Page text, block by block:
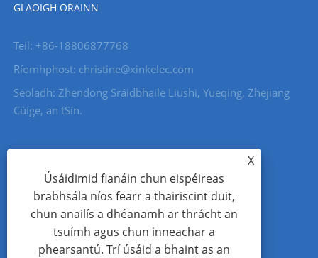
GLAOIGH ORAINN
Teil: +86-18806877768
Ríomhphost: christine@xinkelec.com
Seoladh: Zhendong Sráidbhaile Liushi, Yueqing, Zhejiang
Cúige, an tSín.
X
Úsáidimid fianáin chun eispéireas
brabhsála níos fearr a thairiscint duit,
chun anailís a dhéanamh ar thrácht an
tsuímh agus chun inneachar a
phearsantú. Trí úsáid a bhaint as an